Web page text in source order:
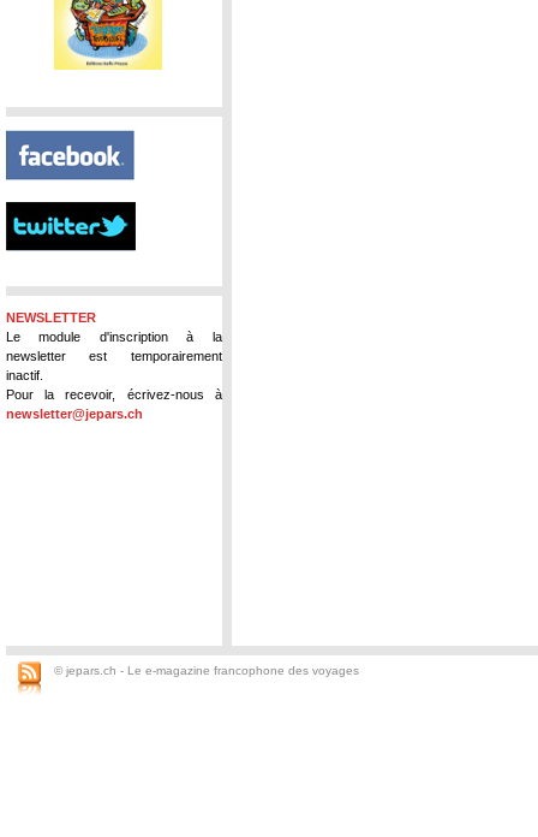
NEWSLETTER
Le module d'inscription à la
newsletter est temporairement
inactif.
Pour la recevoir, écrivez-nous à
newsletter@jepars.ch
© jepars.ch - Le e-magazine francophone des voyages